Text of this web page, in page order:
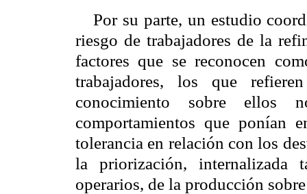
Por su parte, un estudio
riesgo de trabajadores de la
factores que se reconocen
trabajadores, los que
conocimiento sobre ellos
comportamientos que ponían
tolerancia en relación con los
la priorización,
operarios, de la producción